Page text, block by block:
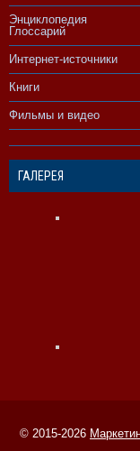
Энциклопедия
Глоссарий
Интернет-источники
Книги
Фильмы и видео
ГАЛЕРЕЯ
© 2015-2026